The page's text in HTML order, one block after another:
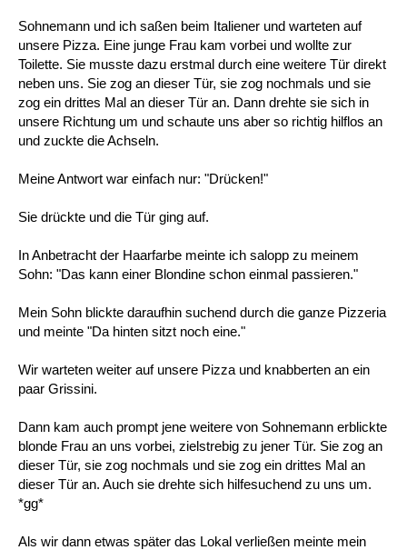
Sohnemann und ich saßen beim Italiener und warteten auf
unsere Pizza. Eine junge Frau kam vorbei und wollte zur
Toilette. Sie musste dazu erstmal durch eine weitere Tür direkt
neben uns. Sie zog an dieser Tür, sie zog nochmals und sie
zog ein drittes Mal an dieser Tür an. Dann drehte sie sich in
unsere Richtung um und schaute uns aber so richtig hilflos an
und zuckte die Achseln.
Meine Antwort war einfach nur: "Drücken!"
Sie drückte und die Tür ging auf.
In Anbetracht der Haarfarbe meinte ich salopp zu meinem
Sohn: "Das kann einer Blondine schon einmal passieren."
Mein Sohn blickte daraufhin suchend durch die ganze Pizzeria
und meinte "Da hinten sitzt noch eine."
Wir warteten weiter auf unsere Pizza und knabberten an ein
paar Grissini.
Dann kam auch prompt jene weitere von Sohnemann erblickte
blonde Frau an uns vorbei, zielstrebig zu jener Tür. Sie zog an
dieser Tür, sie zog nochmals und sie zog ein drittes Mal an
dieser Tür an. Auch sie drehte sich hilfesuchend zu uns um.
*gg*
Als wir dann etwas später das Lokal verließen meinte mein